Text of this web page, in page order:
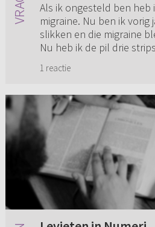
Als ik ongesteld ben heb
migraine. Nu ben ik vorig
slikken en die migraine
Nu heb ik de pil drie
1 reactie